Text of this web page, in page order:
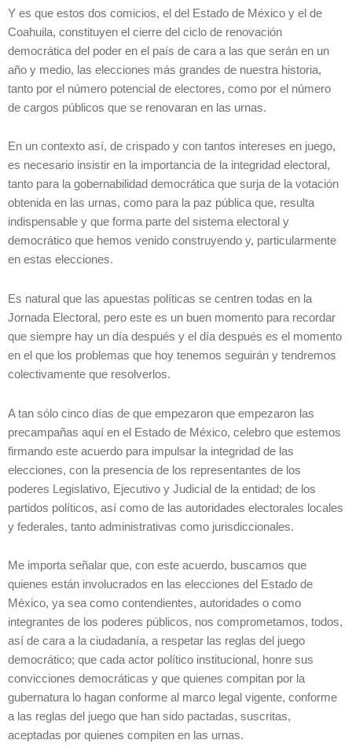
Y es que estos dos comicios, el del Estado de México y el de
Coahuila, constituyen el cierre del ciclo de renovación
democrática del poder en el país de cara a las que serán en un
año y medio, las elecciones más grandes de nuestra historia,
tanto por el número potencial de electores, como por el número
de cargos públicos que se renovaran en las urnas.
En un contexto así, de crispado y con tantos intereses en juego,
es necesario insistir en la importancia de la integridad electoral,
tanto para la gobernabilidad democrática que surja de la votación
obtenida en las urnas, como para la paz pública que, resulta
indispensable y que forma parte del sistema electoral y
democrático que hemos venido construyendo y, particularmente
en estas elecciones.
Es natural que las apuestas políticas se centren todas en la
Jornada Electoral, pero este es un buen momento para recordar
que siempre hay un día después y el día después es el momento
en el que los problemas que hoy tenemos seguirán y tendremos
colectivamente que resolverlos.
A tan sólo cinco días de que empezaron que empezaron las
precampañas aquí en el Estado de México, celebro que estemos
firmando este acuerdo para impulsar la integridad de las
elecciones, con la presencia de los representantes de los
poderes Legislativo, Ejecutivo y Judicial de la entidad; de los
partidos políticos, así como de las autoridades electorales locales
y federales, tanto administrativas como jurisdiccionales.
Me importa señalar que, con este acuerdo, buscamos que
quienes están involucrados en las elecciones del Estado de
México, ya sea como contendientes, autoridades o como
integrantes de los poderes públicos, nos comprometamos, todos,
así de cara a la ciudadanía, a respetar las reglas del juego
democrático; que cada actor político institucional, honre sus
convicciones democráticas y que quienes compitan por la
gubernatura lo hagan conforme al marco legal vigente, conforme
a las reglas del juego que han sido pactadas, suscritas,
aceptadas por quienes compiten en las urnas.